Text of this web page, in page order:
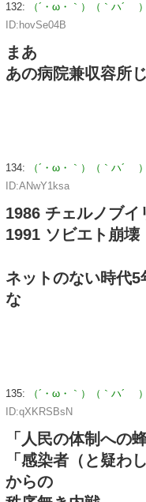
132: （´・ω・｀）（｀ハ´
ID:hovSe04B
まあ
あの病院兼収容所
134: （´・ω・｀）（｀ハ´
ID:ANwY1ksa
1986 チェルノブイ
1991 ソビエト崩壊
ネットのない時代
な
135: （´・ω・｀）（｀ハ´
ID:qXKRSBsN
「人民の体制への
「感染者（と疑わ
からの